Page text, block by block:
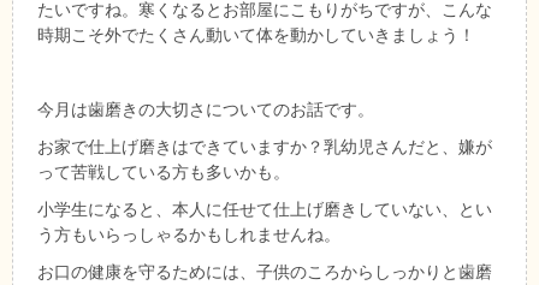
たいですね。寒くなるとお部屋にこもりがちですが、こんな
時期こそ外でたくさん動いて体を動かしていきましょう！
今月は歯磨きの大切さについてのお話です。
お家で仕上げ磨きはできていますか？乳幼児さんだと、嫌が
って苦戦している方も多いかも。
小学生になると、本人に任せて仕上げ磨きしていない、とい
う方もいらっしゃるかもしれませんね。
お口の健康を守るためには、子供のころからしっかりと歯磨